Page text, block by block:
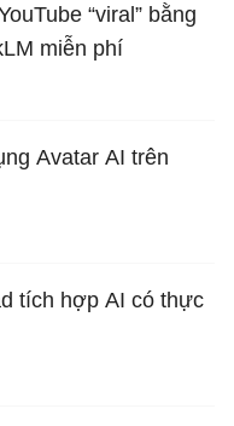
“viral” bằng
miễn phí
Avatar AI trên
tích hợp AI có thực